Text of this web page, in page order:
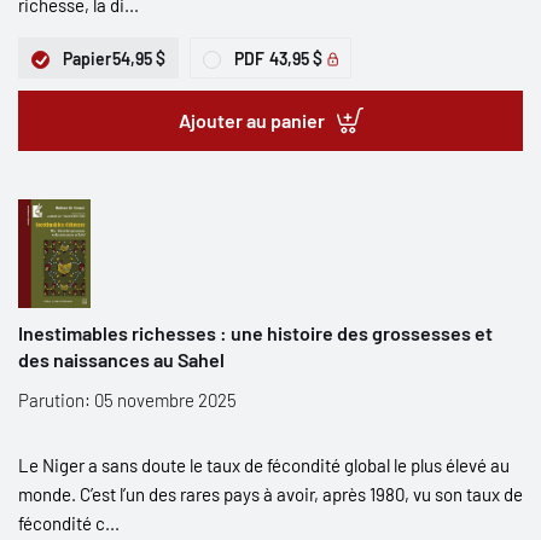
richesse, la di...
Papier54,95 $ PDF 43,95 $
Ajouter au panier
Inestimables richesses : une histoire des grossesses et
des naissances au Sahel
Parution: 05 novembre 2025
Le Niger a sans doute le taux de fécondité global le plus élevé au
monde. C’est l’un des rares pays à avoir, après 1980, vu son taux de
fécondité c...